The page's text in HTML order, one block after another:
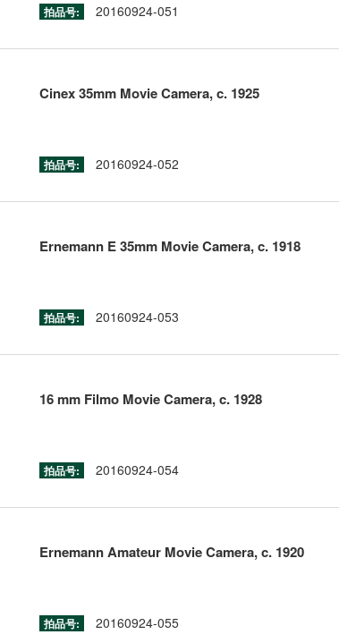
拍品号: 20160924-051
Cinex 35mm Movie Camera, c. 1925
拍品号: 20160924-052
Ernemann E 35mm Movie Camera, c. 1918
拍品号: 20160924-053
16 mm Filmo Movie Camera, c. 1928
拍品号: 20160924-054
Ernemann Amateur Movie Camera, c. 1920
拍品号: 20160924-055